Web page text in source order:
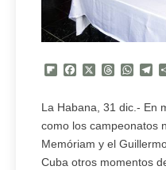
Flipboard
FacebookThreads
La Habana, 31 dic.- En
como los campeonatos
Memóriam y el
Cuba otros momentos